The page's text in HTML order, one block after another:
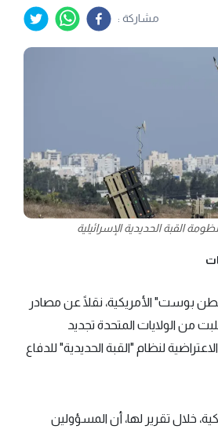
مشاركة :
القبة الحديدية الإسرائيلية
الأمريكية، نقلًا عن مصادر
من الولايات المتحدة تجديد
لنظام "القبة الحديدية" للدفاع
خلال تقرير لها، أن المسؤولين